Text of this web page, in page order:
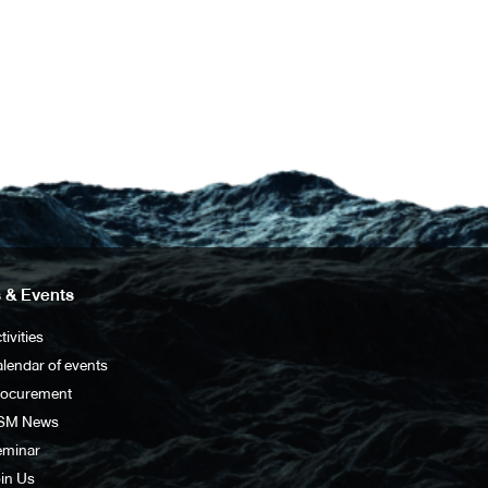
Events
of events
News
Us